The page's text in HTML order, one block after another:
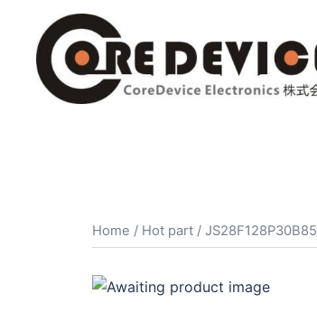
Home / Hot part / JS28F128P30B85